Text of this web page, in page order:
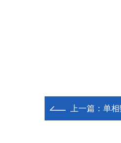
上一篇： 单